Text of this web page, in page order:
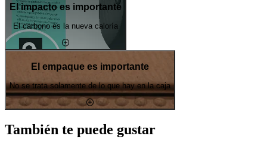
El impacto es importante
El carbono es la nueva caloría
El empaque es importante
No se trata solamente de lo que hay en la caja
También te puede gustar